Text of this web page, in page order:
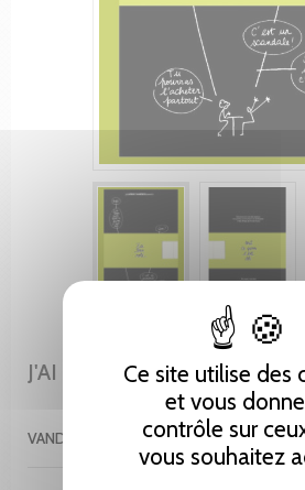
Ce site utilise des
et vous
contrôle sur
vous souhaitez
J'AI BIEN NOTÉ...TOUT CE
VANDERAUWERA YASMINE